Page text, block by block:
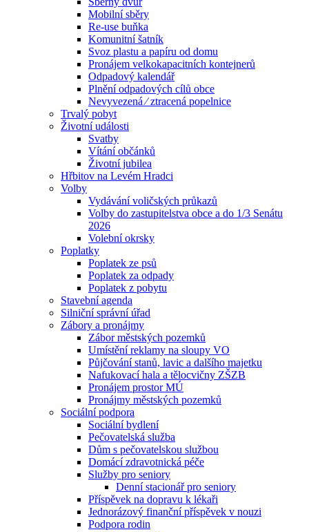
Mobilní sběry
Re-use buňka
Komunitní šatník
Svoz plastu a papíru od domu
Pronájem velkokapacitních kontejnerů
Odpadový kalendář
Plnění odpadových cílů obce
Nevyvezená ⁄ ztracená popelnice
Trvalý pobyt
Životní události
Svatby
Vítání občánků
Životní jubilea
Hřbitov na Levém Hradci
Volby
Vydávání voličských průkazů
Volby do zastupitelstva obce a do 1/3 Senátu
2026
Volební okrsky
Poplatky
Poplatek ze psů
Poplatek za odpady
Poplatek z pobytu
Stavební agenda
Silniční správní úřad
Zábory a pronájmy
Zábor městských pozemků
Umístění reklamy na sloupy VO
Půjčování stanů, lavic a dalšího majetku
Nafukovací hala a tělocvičny ZŠZB
Pronájem prostor MÚ
Pronájmy městských pozemků
Sociální podpora
Sociální bydlení
Pečovatelská služba
Dům s pečovatelskou službou
Domácí zdravotnická péče
Služby pro seniory
Denní stacionář pro seniory
Příspěvek na dopravu k lékaři
Jednorázový finanční příspěvek v nouzi
Podpora rodin